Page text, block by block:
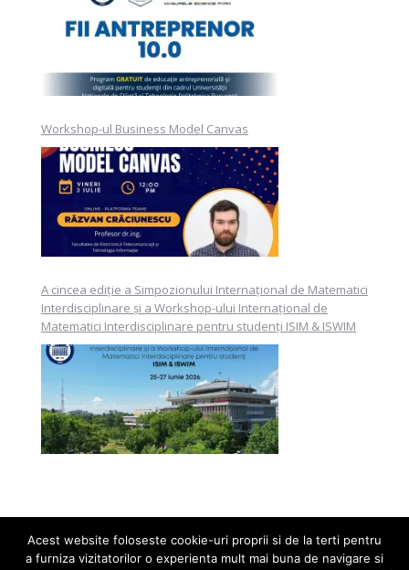
Workshop-ul Business Model Canvas
A cincea ediție a Simpozionului Internațional de Matematici
Interdisciplinare și a Workshop-ului Internațional de
Matematici Interdisciplinare pentru studenți ISIM & ISWIM
Acest website foloseste cookie-uri proprii si de la terti pentru
a furniza vizitatorilor o experienta mult mai buna de navigare si